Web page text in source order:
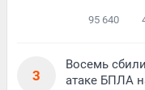
95 640
3
Восемь
атаке БПЛА